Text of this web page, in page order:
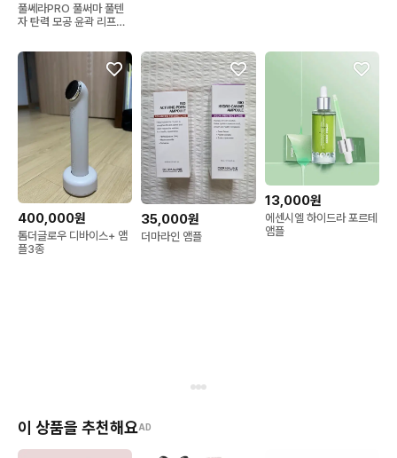
풀쎄라PRO 풀써마 풀텐
자 탄력 모공 윤곽 리프팅
400,000원
톰더글로우 디바이스+ 앰
플3종
35,000원
더마라인 앰플
13,000원
에센시엘 하이드라 포르테
앰플
이 상품을 추천해요AD